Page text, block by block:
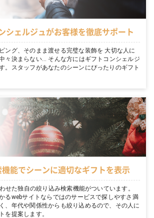
シェルジュがお客様を徹底サポート
ング、そのまま渡せる完璧な装飾を 大切な人に
々決まらない… そんな方にはギフトコンシェルジ
。スタッフがあなたのシーンにぴったりのギフト
能でシーンに適切なギフトを表示
せた独自の絞り込み検索機能がついています。
るwebサイトならではのサービスで探しやすさ満
、年代や関係性からも絞り込めるので、その人に
を提案します。